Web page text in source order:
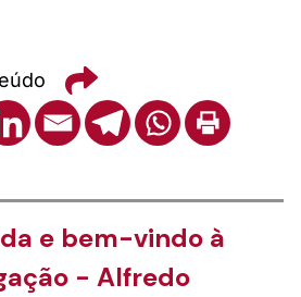
e bem-vindo à
- Alfredo